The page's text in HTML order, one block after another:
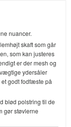
nuancer.
skaft som går
som kan justeres
er der mesh og
ydersåler
godt fodfæste på
blød polstring til de
gør støvlerne